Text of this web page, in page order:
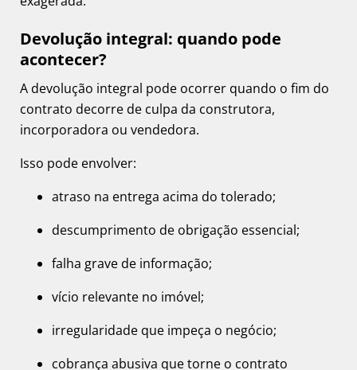
Devolução integral: quando pode
acontecer?
A devolução integral pode ocorrer quando o fim do
contrato decorre de culpa da construtora,
incorporadora ou vendedora.
Isso pode envolver:
atraso na entrega acima do tolerado;
descumprimento de obrigação essencial;
falha grave de informação;
vício relevante no imóvel;
irregularidade que impeça o negócio;
cobrança abusiva que torne o contrato